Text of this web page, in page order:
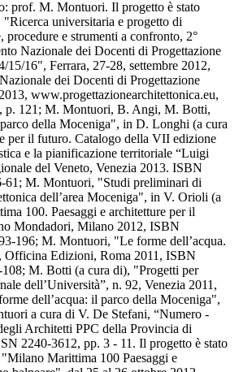
prof. M. Montuori. Il progetto è stato
universitaria e progetto di
procedure e strumenti a confronto, 2°
Nazionale dei Docenti di Progettazione
16", Ferrara, 27-28, settembre 2012,
dei Docenti di Progettazione
www.progettazionearchitettonica.eu,
p. 121; M. Montuori, B. Angi, M. Botti,
della Moceniga", in D. Longhi (a cura
per il futuro. Catalogo della VII edizione
e la pianificazione territoriale “Luigi
del Veneto, Venezia 2013. ISBN
61; M. Montuori, "Studi preliminari di
dell’area Moceniga", in V. Orioli (a
100. Paesaggi e architetture per il
Mondadori, Milano 2012, ISBN
196; M. Montuori, "Le forme dell’acqua.
Officina Edizioni, Roma 2011, ISBN
M. Botti (a cura di), "Progetti per
dell’Università”, n. 92, Venezia 2011,
dell’acqua: il parco della Moceniga",
a cura di V. De Stefani, “Numero -
Architetti PPC della Provincia di
2240-3612, pp. 3 - 11. Il progetto è stato
Marittima 100 Paesaggi e